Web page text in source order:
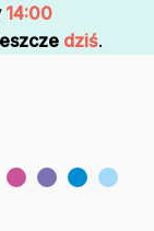
14:00
dziś.